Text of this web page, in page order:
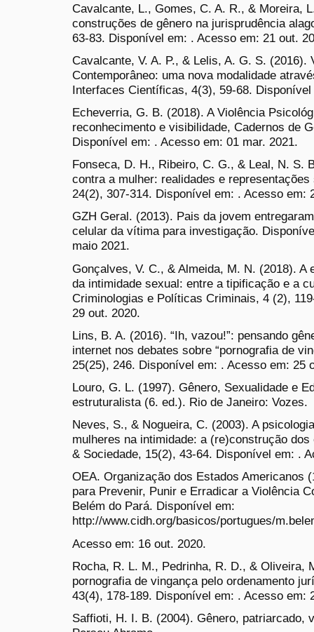
Cavalcante, L., Gomes, C. A. R., & Moreira,
construções de gênero na jurisprudência
63-83. Disponível em: . Acesso em: 21 out.
Cavalcante, V. A. P., & Lelis, A. G. S. (2016).
Contemporâneo: uma nova modalidade
Interfaces Científicas, 4(3), 59-68.
Echeverria, G. B. (2018). A Violência
reconhecimento e visibilidade, Cadernos de
Disponível em: . Acesso em: 01 mar. 2021.
Fonseca, D. H., Ribeiro, C. G., & Leal, N. S.
contra a mulher: realidades e
24(2), 307-314. Disponível em: . Acesso em:
GZH Geral. (2013). Pais da jovem
celular da vítima para investigação.
maio 2021.
Gonçalves, V. C., & Almeida, M. N. (2018). A
da intimidade sexual: entre a tipificação e a
Criminologias e Políticas Criminais, 4 (2),
29 out. 2020.
Lins, B. A. (2016). “Ih, vazou!”: pensando
internet nos debates sobre “pornografia de
25(25), 246. Disponível em: . Acesso em: 25
Louro, G. L. (1997). Gênero, Sexualidade e
estruturalista (6. ed.). Rio de Janeiro: Vozes.
Neves, S., & Nogueira, C. (2003). A
mulheres na intimidade: a (re)construção
& Sociedade, 15(2), 43-64. Disponível em: .
OEA. Organização dos Estados Americanos
para Prevenir, Punir e Erradicar a Violência
Belém do Pará. Disponível em:
http://www.cidh.org/basicos/portugues/
Acesso em: 16 out. 2020.
Rocha, R. L. M., Pedrinha, R. D., & Oliveira,
pornografia de vingança pelo ordenamento
43(4), 178-189. Disponível em: . Acesso em:
Saffioti, H. I. B. (2004). Gênero, patriarcado,